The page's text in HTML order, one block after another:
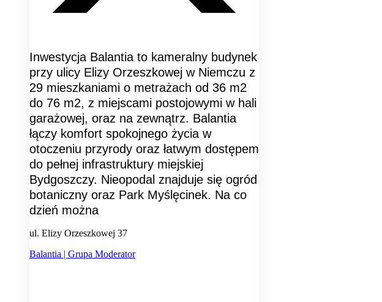
Inwestycja Balantia to kameralny budynek
przy ulicy Elizy Orzeszkowej w Niemczu z
29 mieszkaniami o metrażach od 36 m2
do 76 m2, z miejscami postojowymi w hali
garażowej, oraz na zewnątrz. Balantia
łączy komfort spokojnego życia w
otoczeniu przyrody oraz łatwym dostępem
do pełnej infrastruktury miejskiej
Bydgoszczy. Nieopodal znajduje się ogród
botaniczny oraz Park Myślęcinek. Na co
dzień można
ul. Elizy Orzeszkowej 37
Balantia | Grupa Moderator